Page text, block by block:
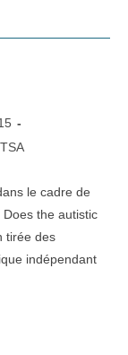
TSA
le cadre de
Does the autistic
tirée des
indépendant